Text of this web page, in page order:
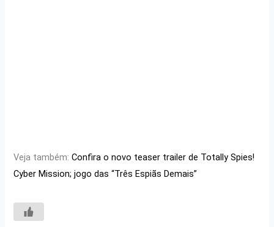
Veja também:Confira o novo teaser trailer de Totally Spies!
Cyber Mission; jogo das “Três Espiãs Demais”